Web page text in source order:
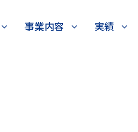
事業内容 実績